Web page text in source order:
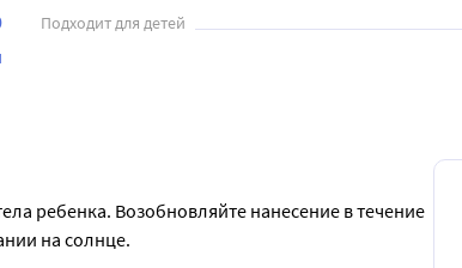
Подходит для детей
ребенка. Возобновляйте нанесение в течение
на солнце.